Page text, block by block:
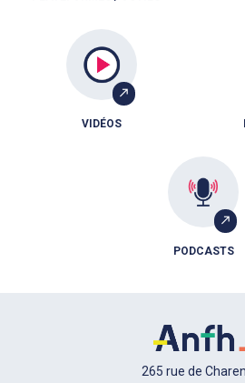
VIDÉOS
PODCASTS
265 rue de